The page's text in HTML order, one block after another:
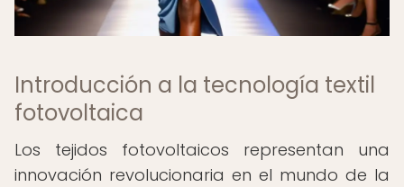
Introducción a la tecnología textil
fotovoltaica
Los tejidos fotovoltaicos representan una
innovación revolucionaria en el mundo de la